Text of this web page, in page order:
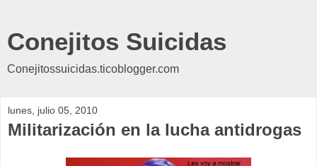
Conejitos Suicidas
Conejitossuicidas.ticoblogger.com
lunes, julio 05, 2010
Militarización en la lucha antidrogas